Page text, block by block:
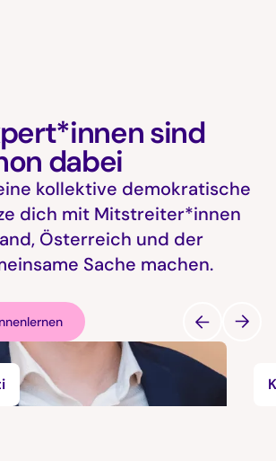
sind
dabei
kollektive demokratische
dich mit Mitstreiter*innen
Österreich und der
Sache machen.